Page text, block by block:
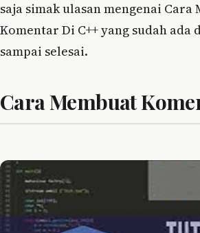
saja simak ulasan mengenai Cara
Komentar Di C++ yang sudah ada
sampai selesai.
Cara Membuat